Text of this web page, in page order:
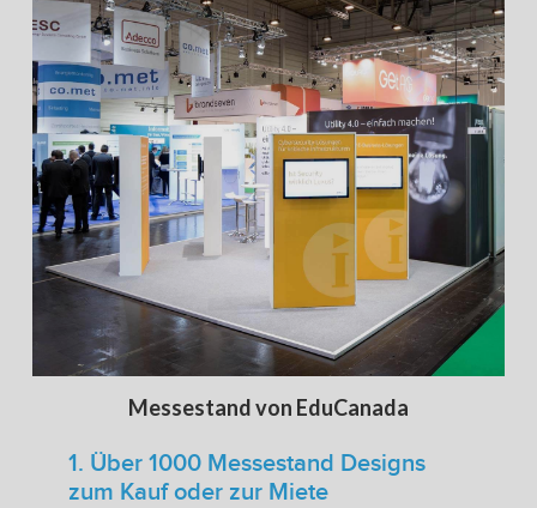
Messestand von EduCanada
1. Über 1000 Messestand Designs
zum Kauf oder zur Miete